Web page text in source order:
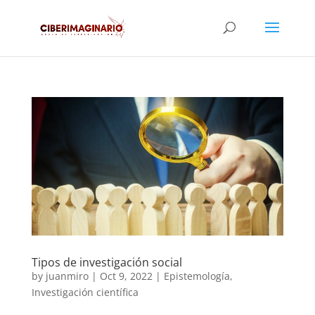
Tipos de investigación social
by juanmiro| Oct 9, 2022 | Epistemología,
Investigación científica